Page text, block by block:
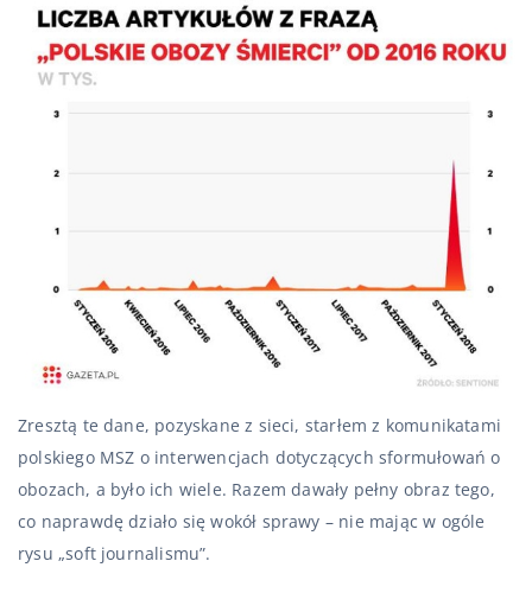
Zresztą te dane, pozyskane z sieci, starłem z komunikatami
polskiego MSZ o interwencjach dotyczących sformułowań o
obozach, a było ich wiele. Razem dawały pełny obraz tego,
co naprawdę działo się wokół sprawy – nie mając w ogóle
rysu „soft journalismu”.